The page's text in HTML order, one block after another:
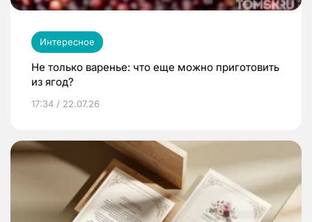
Интересное
Не только варенье: что еще можно приготовить
из ягод?
17:34 / 22.07.26